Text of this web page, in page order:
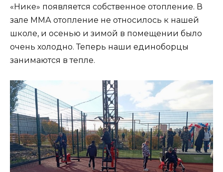
«Нике» появляется собственное отопление. В
зале ММА отопление не относилось к нашей
школе, и осенью и зимой в помещении было
очень холодно. Теперь наши единоборцы
занимаются в тепле.